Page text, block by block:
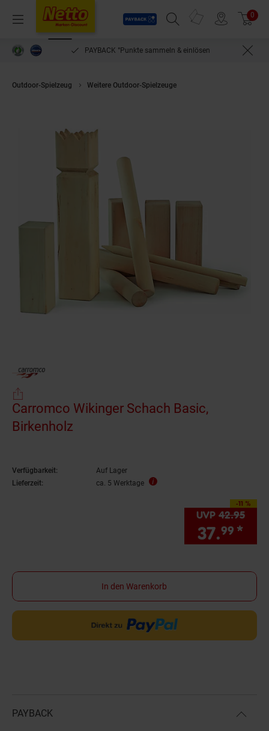
Menü
Payback
Suchfeld einblenden
Prospekte 0
PAYBACK °Punkte sammeln & einlösen
Outdoor-Spielzeug Weitere Outdoor-Spielzeuge
Carromco Wikinger Schach Basic,
Birkenholz
Verfügbarkeit:
Auf Lager
Lieferzeit:
ca. 5 Werktage
-11 %
Sie Sparen 11
UVP 42.95
37.99 *
In den Warenkorb
PAYBACK